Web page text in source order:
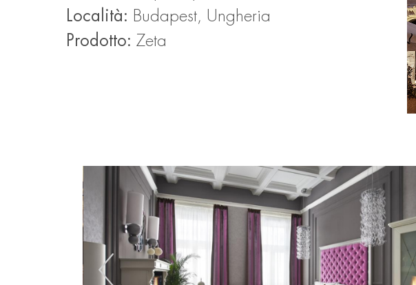
Località: Budapest, Ungheria
Prodotto: Zeta